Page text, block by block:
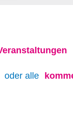
oder alle